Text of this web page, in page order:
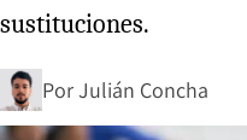
sustituciones.
PorJulián Concha